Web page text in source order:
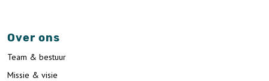
Over ons
Team & bestuur
Missie & visie